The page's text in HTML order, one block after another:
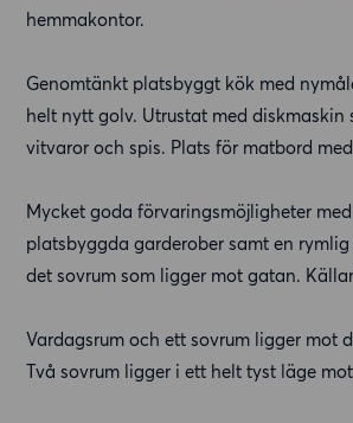
hemmakontor.
Genomtänkt platsbyggt kök med
helt nytt golv. Utrustat med diskmaskin
vitvaror och spis. Plats för matbord
Mycket goda förvaringsmöjligheter
platsbyggda garderober samt en
det sovrum som ligger mot gatan.
Vardagsrum och ett sovrum ligger mot
Två sovrum ligger i ett helt tyst läge